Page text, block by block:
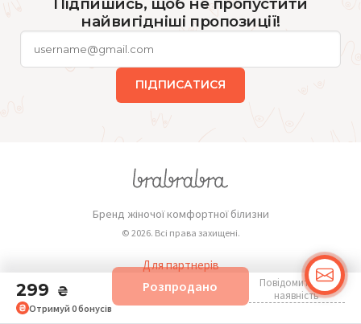
299 ₴
Отримуй 0бонусів
Розпродано
Повідомити про
наявність
найвигідніші пропозиції!
ПІДПИСАТИСЯ
Бренд жіночої комфортної білизни
© 2026. Всі права захищені.
Для партнерів
Публічна оферта